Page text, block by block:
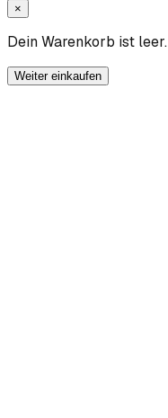
×
Dein Warenkorb ist leer.
Weiter einkaufen